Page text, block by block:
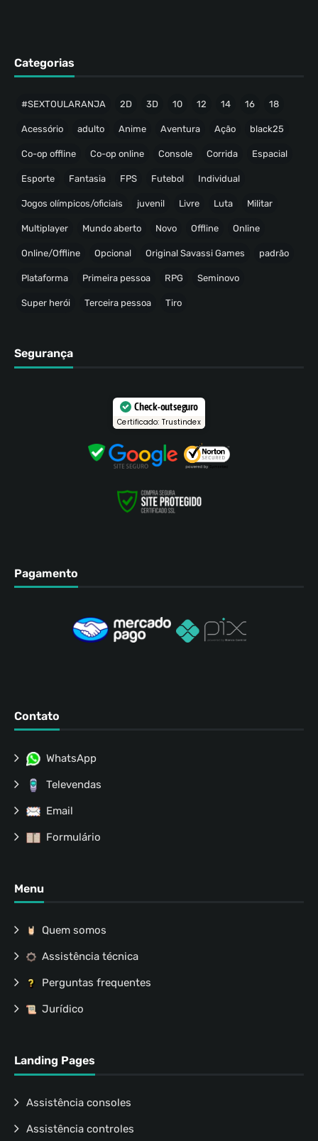
Categorias
#SEXTOULARANJA 2D 3D 10 12 14 16 18
Acessório adulto Anime Aventura Ação black25
Co-op offline Co-op online Console Corrida Espacial
Esporte Fantasia FPS Futebol Individual
Jogos olímpicos/oficiais juvenil Livre Luta Militar
Multiplayer Mundo aberto Novo Offline Online
Online/Offline Opcional Original Savassi Games padrão
Plataforma Primeira pessoa RPG Seminovo
Super herói Terceira pessoa Tiro
Segurança
Check-out seguro
Certificado: Trustindex
Pagamento
Contato
WhatsApp
Televendas
Email
Formulário
Menu
Quem somos
Assistência técnica
Perguntas frequentes
Jurídico
Landing Pages
Assistência consoles
Assistência controles